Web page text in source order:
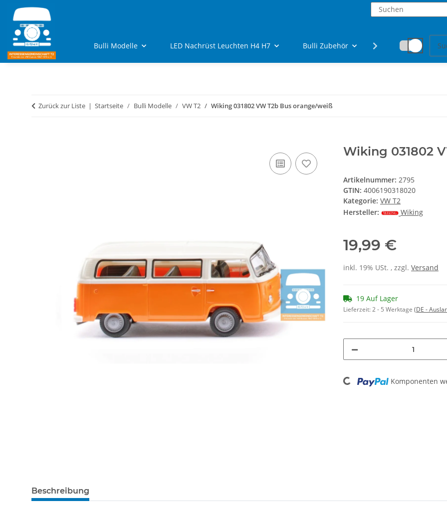
Bulli Modelle LED Nachrüst Leuchten H4 H7 Bulli Zubehör Fanartikel
Zurück zur Liste Startseite Bulli Modelle VW T2 Wiking 031802 VW T2b Bus orange/weiß
Wiking 031802
Artikelnummer: 2795
GTIN: 4006190318020
Kategorie: VW T2
Hersteller:
Wiking
19,99 €
inkl. 19% USt. , zzgl. Versand
19 Auf Lager
Lieferzeit:2 - 5 Werktage (DE -
Loading... Komponenten
Beschreibung